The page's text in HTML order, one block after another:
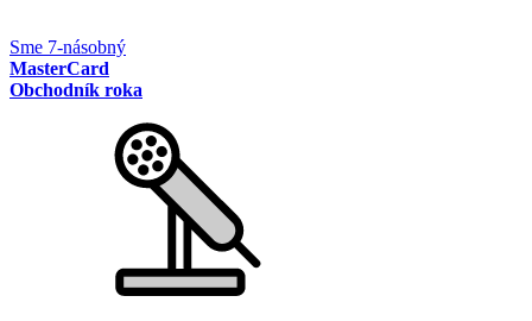
Sme 7-násobný
MasterCard
Obchodník roka